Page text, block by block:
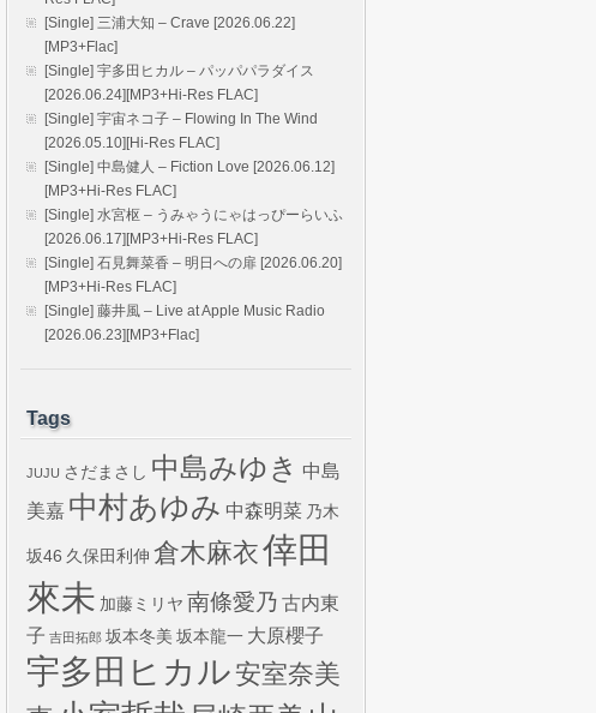
[Single] 三浦大知 – Crave [2026.06.22]
[MP3+Flac]
[Single] 宇多田ヒカル – パッパパラダイス
[2026.06.24][MP3+Hi-Res FLAC]
[Single] 宇宙ネコ子 – Flowing In The Wind
[2026.05.10][Hi-Res FLAC]
[Single] 中島健人 – Fiction Love [2026.06.12]
[MP3+Hi-Res FLAC]
[Single] 水宮枢 – うみゃうにゃはっぴーらいふ
[2026.06.17][MP3+Hi-Res FLAC]
[Single] 石見舞菜香 – 明日への扉 [2026.06.20]
[MP3+Hi-Res FLAC]
[Single] 藤井風 – Live at Apple Music Radio
[2026.06.23][MP3+Flac]
Tags
JUJU さだまさし 中島みゆき 中島
美嘉 中村あゆみ 中森明菜 乃木
坂46 久保田利伸 倉木麻衣倖田
來未 加藤ミリヤ 南條愛乃 古内東
子 吉田拓郎 坂本冬美 坂本龍一 大原櫻子
宇多田ヒカル安室奈美